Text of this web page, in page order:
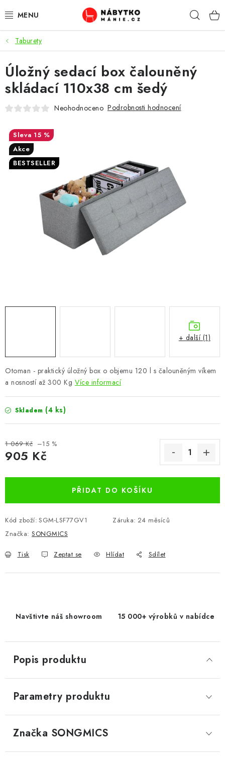
na
OBÝVACÍ POKOJ
KUCHYŇ A JÍDELNA
LOŽNICE
KANCELÁŘ / PRACOVNA
CHOVATELSKÉ POTŘEBY
DOPLŇKY A DEKORACE
OSTATNÍ
VÝPRODEJ
Vše o nákupu Info
Reklamace a odstoupení od smlouvy
Taburety
Otoman - praktický úložný box o objemu 120 l s čalouněným víkem
a nosností až 300 Kg Více informací
Skladem (4 ks)
1 069 Kč –15 %
905 Kč
PŘIDAT DO KOŠÍKU
Kód zboží: SGM-LSF77GV1 Záruka: 24 měsíců
Značka: SONGMICS
Tisk Zeptat se Hlídat Sdílet
Úložný sedací box čalouněný
skládací 110x38 cm šedý
Neohodnoceno Podrobnosti hodnocení
15 %
Akce
BESTSELLER
+ další (1)
Navštivte náš showroom 15 000+ výrobků v nabídce
Popis produktu
Parametry produktu
Značka SONGMICS